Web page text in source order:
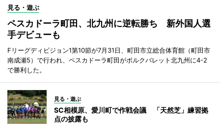
見る・遊ぶ
ペスカドーラ町田、北九州に逆転勝ち 新外国人選
手デビューも
Fリーグディビジョン1第10節が7月31日、町田市立総合体育館（町田市
南成瀬5）で行われ、ペスカドーラ町田がボルクバレット北九州に4-2
で勝利した。
見る・遊ぶ
SC相模原、愛川町で作戦会議 「天然芝」練習拠
点の披露も